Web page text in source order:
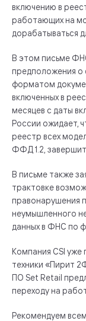
включению в
работающих на
дорабатываться
В этом письме
предположения о
форматом
включенных в
месяцев с даты
России ожидает,
реестр всех
ФФД 1.2,
В письме также
трактовке
правонарушения
неумышленного
данных в ФНС по
Компания CSI уже
техники «Пирит
ПО Set Retail
переходу на
Рекомендуем